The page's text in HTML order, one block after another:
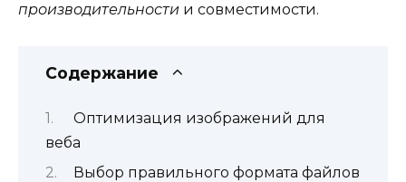
производительности и совместимости.
Содержание
Оптимизация изображений для
веба
Выбор правильного формата файлов